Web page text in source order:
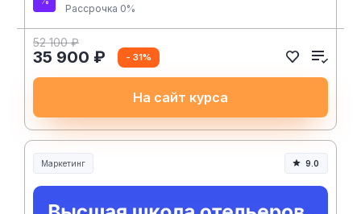
Рассрочка 0%
52 100 ₽
35 900 ₽ - 31%
На сайт курса
Маркетинг 9.0